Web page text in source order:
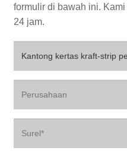
formulir di bawah ini.
24 jam.